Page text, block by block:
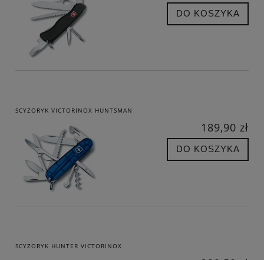
DO KOSZYKA
SCYZORYK VICTORINOX HUNTSMAN
189,90 zł
DO KOSZYKA
SCYZORYK HUNTER VICTORINOX